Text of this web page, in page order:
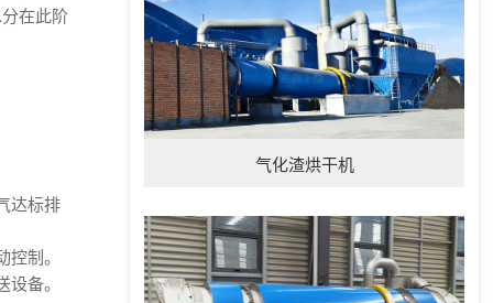
在此阶
达标排
制。
备。
气化渣烘干机